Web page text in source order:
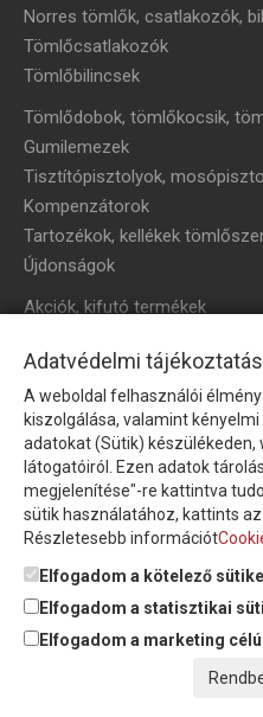
Norres tömlők, csatlakozók,
Tömlőcsatlakozók
Tömlőbilincsek
Tömlődobok, tömlőkocsik,
Gumilemezek
Tisztítópisztolyok,
Kompenzátorok
Tartozékok, kellékek
Újdonságok
Akciók, kifutó termékek
HÍRLEVÉL
Íratkozzon fel hírlevelünkre!
Feliratkozom a hírlevélre
tájékoztatót elolvastam,
© Copyright Triász-Tömlő
Adatvédelmi tájékoztatás
A weboldal felhasználói
kiszolgálása, valamint
adatokat (Sütik) készülékeden,
látogatóiról. Ezen adatok
megjelenítése"-re kattintva
sütik használatához, kattints az
Részletesebb információt
Elfogadom a kötelező
Elfogadom a statisztikai
Elfogadom a marketing